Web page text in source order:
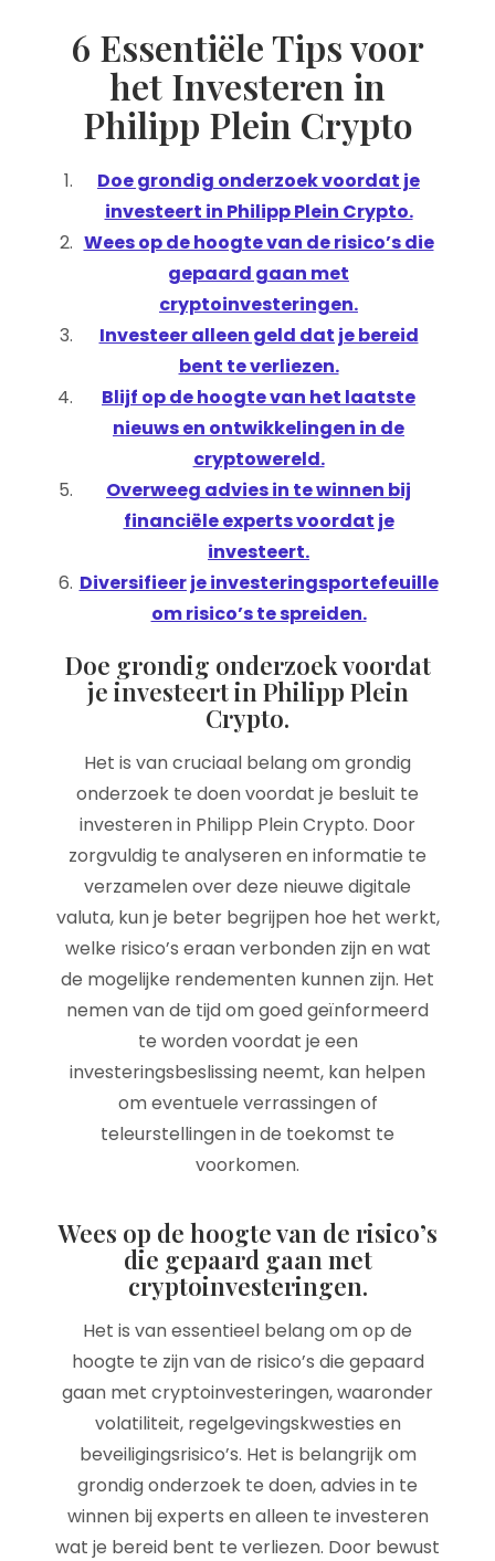
6 Essentiële Tips voor
het Investeren in
Philipp Plein Crypto
Doe grondig onderzoek voordat je
investeert in Philipp Plein Crypto.
Wees op de hoogte van de risico’s die
gepaard gaan met
cryptoinvesteringen.
Investeer alleen geld dat je bereid
bent te verliezen.
Blijf op de hoogte van het laatste
nieuws en ontwikkelingen in de
cryptowereld.
Overweeg advies in te winnen bij
financiële experts voordat je
investeert.
Diversifieer je investeringsportefeuille
om risico’s te spreiden.
Doe grondig onderzoek voordat
je investeert in Philipp Plein
Crypto.
Het is van cruciaal belang om grondig
onderzoek te doen voordat je besluit te
investeren in Philipp Plein Crypto. Door
zorgvuldig te analyseren en informatie te
verzamelen over deze nieuwe digitale
valuta, kun je beter begrijpen hoe het werkt,
welke risico’s eraan verbonden zijn en wat
de mogelijke rendementen kunnen zijn. Het
nemen van de tijd om goed geïnformeerd
te worden voordat je een
investeringsbeslissing neemt, kan helpen
om eventuele verrassingen of
teleurstellingen in de toekomst te
voorkomen.
Wees op de hoogte van de risico’s
die gepaard gaan met
cryptoinvesteringen.
Het is van essentieel belang om op de
hoogte te zijn van de risico’s die gepaard
gaan met cryptoinvesteringen, waaronder
volatiliteit, regelgevingskwesties en
beveiligingsrisico’s. Het is belangrijk om
grondig onderzoek te doen, advies in te
winnen bij experts en alleen te investeren
wat je bereid bent te verliezen. Door bewust